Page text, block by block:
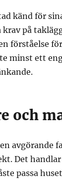
känd för
på
förståelse
minst ett
och
avgörande
Det
passa